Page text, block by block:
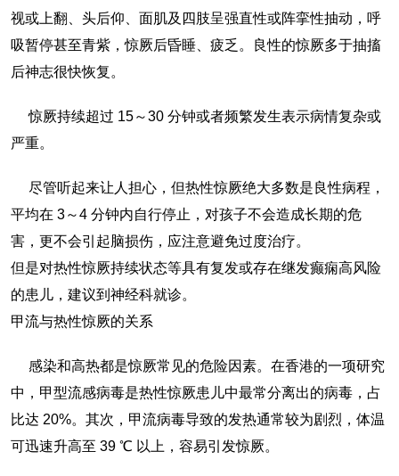
视或上翻、头后仰、面肌及四肢呈强直性或阵挛性抽动，呼
吸暂停甚至青紫，惊厥后昏睡、疲乏。良性的惊厥多于抽搐
后神志很快恢复。
惊厥持续超过 15～30 分钟或者频繁发生表示病情复杂或
严重。
尽管听起来让人担心，但热性惊厥绝大多数是良性病程，
平均在 3～4 分钟内自行停止，对孩子不会造成长期的危
害，更不会引起脑损伤，应注意避免过度治疗。
但是对热性惊厥持续状态等具有复发或存在继发癫痫高风险
的患儿，建议到神经科就诊。
甲流与热性惊厥的关系
感染和高热都是惊厥常见的危险因素。在香港的一项研究
中，甲型流感病毒是热性惊厥患儿中最常分离出的病毒，占
比达 20%。其次，甲流病毒导致的发热通常较为剧烈，体温
可迅速升高至 39 ℃ 以上，容易引发惊厥。